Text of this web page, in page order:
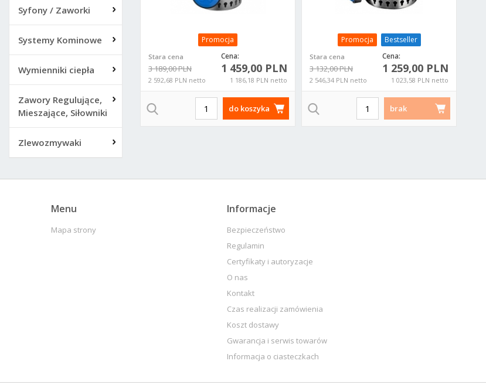
Syfony / Zaworki
Systemy Kominowe
Wymienniki ciepła
Zawory Regulujące,
Mieszające, Siłowniki
Zlewozmywaki
Promocja
Stara cena
3 189,00 PLN
2 592,68 PLN netto
Cena:
1 459,00 PLN
1 186,18 PLN netto
do koszyka
Promocja Bestseller
Stara cena
3 132,00 PLN
2 546,34 PLN netto
Cena:
1 259,00 PLN
1 023,58 PLN netto
brak
Menu
Mapa strony
Informacje
Bezpieczeństwo
Regulamin
Certyfikaty i autoryzacje
O nas
Kontakt
Czas realizacji zamówienia
Koszt dostawy
Gwarancja i serwis towarów
Informacja o ciasteczkach